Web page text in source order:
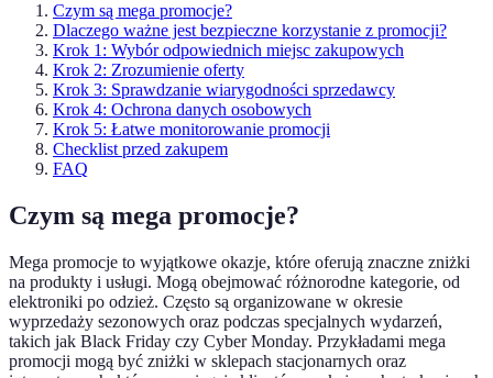
Czym są mega promocje?
Dlaczego ważne jest bezpieczne korzystanie z promocji?
Krok 1: Wybór odpowiednich miejsc zakupowych
Krok 2: Zrozumienie oferty
Krok 3: Sprawdzanie wiarygodności sprzedawcy
Krok 4: Ochrona danych osobowych
Krok 5: Łatwe monitorowanie promocji
Checklist przed zakupem
FAQ
Czym są mega promocje?
Mega promocje to wyjątkowe okazje, które oferują znaczne zniżki
na produkty i usługi. Mogą obejmować różnorodne kategorie, od
elektroniki po odzież. Często są organizowane w okresie
wyprzedaży sezonowych oraz podczas specjalnych wydarzeń,
takich jak Black Friday czy Cyber Monday. Przykładami mega
promocji mogą być zniżki w sklepach stacjonarnych oraz